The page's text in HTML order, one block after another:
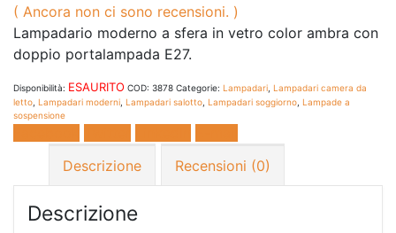
( Ancora non ci sono recensioni. )
Lampadario moderno a sfera in vetro color ambra con
doppio portalampada E27.
Disponibilità: ESAURITO COD: 3878 Categorie: Lampadari Lampadari camera da
letto Lampadari moderni Lampadari salotto Lampadari soggiorno Lampade a
sospensione
Descrizione
Recensioni (0)
Descrizione